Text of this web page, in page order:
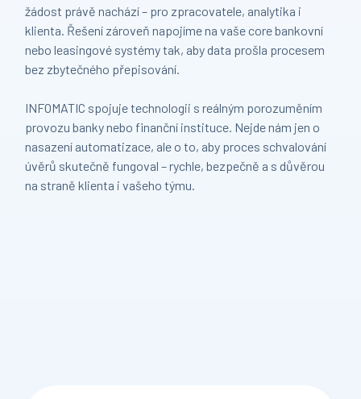
žádost právě nachází – pro zpracovatele, analytika i
klienta. Řešení zároveň napojíme na vaše core bankovní
nebo leasingové systémy tak, aby data prošla procesem
bez zbytečného přepisování.
INFOMATIC spojuje technologii s reálným porozuměním
provozu banky nebo finanční instituce. Nejde nám jen o
nasazení automatizace, ale o to, aby proces schvalování
úvěrů skutečně fungoval – rychle, bezpečně a s důvěrou
na straně klienta i vašeho týmu.